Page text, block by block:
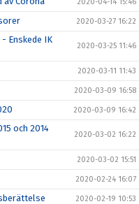
2020-03-27 16:22
Enskede IK
2020-03-25 11:46
2020-03-11 11:43
2020-03-09 16:58
2020-03-09 16:42
och 2014
2020-03-02 16:22
2020-03-02 15:51
2020-02-24 16:07
2020-02-19 10:53